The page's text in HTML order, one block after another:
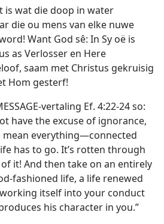
is wat die doop in water
die ou mens van elke nuwe
Want God sê: In Sy oë is
as Verlosser en Here
saam met Christus gekruisig
Hom gesterf!
vertaling Ef. 4:22-24 so:
have the excuse of ignorance,
everything—connected
has to go. It’s rotten through
it! And then take on an entirely
fashioned life, a life renewed
itself into your conduct
his character in you.”